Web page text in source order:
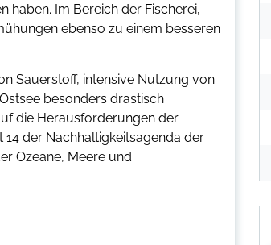
haben. Im Bereich der Fischerei,
ebenso zu einem besseren
Sauerstoff, intensive Nutzung von
besonders drastisch
die Herausforderungen der
der Nachhaltigkeitsagenda der
Ozeane, Meere und